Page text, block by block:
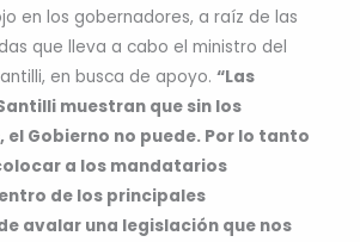
en los gobernadores, a raíz de las
que lleva a cabo el ministro del
en busca de apoyo. “Las
muestran que sin los
Gobierno no puede. Por lo tanto
a los mandatarios
de los principales
avalar una legislación que nos